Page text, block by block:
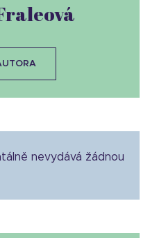
nevydává žádnou